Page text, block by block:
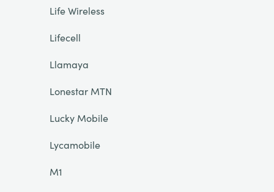
Life Wireless
Lifecell
Llamaya
Lonestar MTN
Lucky Mobile
Lycamobile
M1